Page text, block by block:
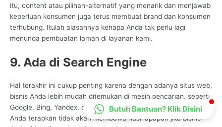
itu, content atau pilihan-alternatif yang menarik dan menjawab
keperluan konsumen juga terus membuat brand dan konsumen
terhubung. Itulah alasannya kenapa Anda tak perlu lagi
menunda pembuatan laman di layanan kami.
9. Ada di Search Engine
Hal terakhir ini cukup penting karena dengan adanya situs web,
bisnis Anda lebih mudah ditemukan di mesin pencarian, seperti
Google, Bing, Yandex, dan lainnya. Sebab, pemasaran yang
Anda terapkan tidak akan membawa hasil apapun jika bisnis
Butuh Bantuan? Klik Disini